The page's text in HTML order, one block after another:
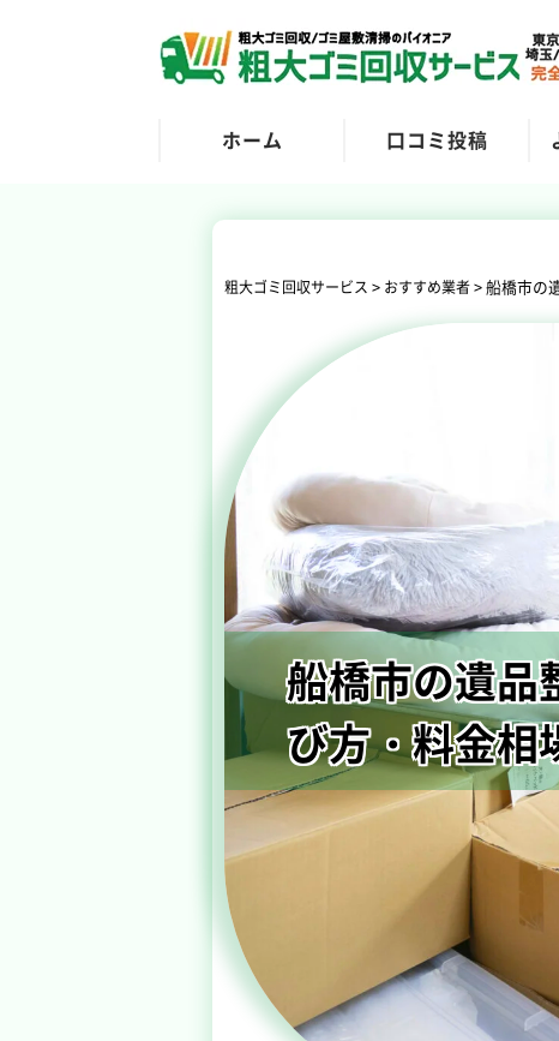
ホーム 口コミ投稿
粗大ゴミ回収サービス > おすすめ業者>船橋市の
船橋市の遺品
び方・料金相